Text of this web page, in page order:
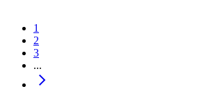
1
2
3
...